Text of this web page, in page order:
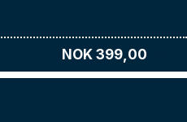
NOK 399,00